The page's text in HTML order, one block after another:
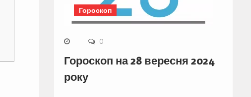
Гороскоп
0
Гороскоп на 28 вересня 2024
року